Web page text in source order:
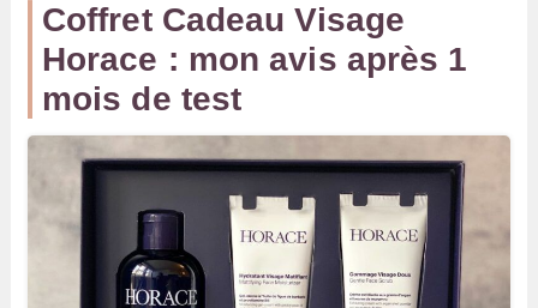
Coffret Cadeau Visage
Horace : mon avis après 1
mois de test